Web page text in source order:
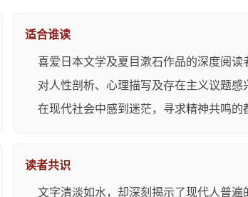
适合谁读
喜爱日本文学及夏目漱石作品的深度阅读
对人性剖析、心理描写及存在主义议题感
在现代社会中感到迷茫，寻求精神共鸣的
读者共识
文字清淡如水，却深刻揭示了现代人普遍